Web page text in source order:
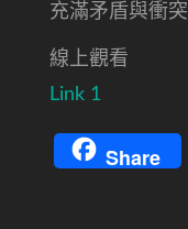
充滿矛盾與衝
線上觀看
Link 1
Share